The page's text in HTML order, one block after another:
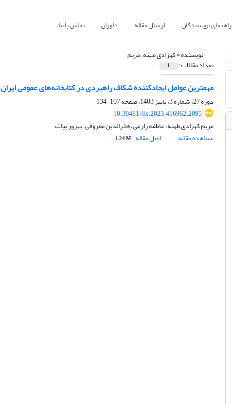
راهنمای نویسندگان ارسال مقاله داوران تماس با ما
نویسنده =کهزادی طهنه، مریم
تعداد مقالات: 1
مهمترین عوامل ایجاد‌کننده‌ شکاف راهبردی در کتابخانه‌های عمومی ایران
دوره 27، شماره 3، پاییز 1403، صفحه
107-134
10.30481/lis.2023.416962.2095
مریم کهزادی طهنه، عاطفه زارعی، فخرالدین معروفی، بهروز بیات
مشاهده مقاله
اصل مقاله 1.24 M